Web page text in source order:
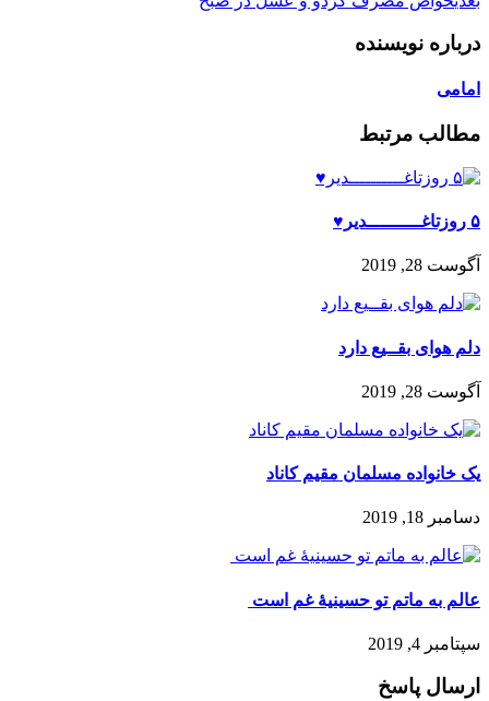
درباره نویسنده
امامی
مطالب مرتبط
۵ روزتاغــــــــــدیر♥
آگوست 28, 2019
دلم هواى بقــیع دارد
آگوست 28, 2019
یک خانواده مسلمان مقیم کاناد
دسامبر 18, 2019
عالم به ماتم تو حسینیۀ غم است
سپتامبر 4, 2019
ارسال پاسخ